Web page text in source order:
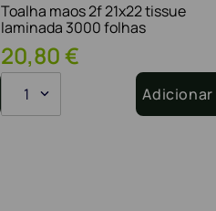
Toalha maos 2f 21x22 tissue
laminada 3000 folhas
20,80€
1 Adicionar